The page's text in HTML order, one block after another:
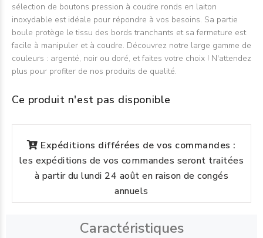
sélection de boutons pression à coudre ronds en laiton
inoxydable est idéale pour répondre à vos besoins. Sa partie
boule protège le tissu des bords tranchants et sa fermeture est
facile à manipuler et à coudre. Découvrez notre large gamme de
couleurs : argenté, noir ou doré, et faites votre choix ! N'attendez
plus pour profiter de nos produits de qualité.
Ce produit n'est pas disponible
Expéditions différées de vos commandes :
les expéditions de vos commandes seront traitées
à partir du lundi 24 août en raison de congés
annuels
Caractéristiques